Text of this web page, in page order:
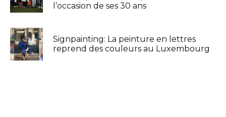
l’occasion de ses 30 ans
Signpainting: La peinture en lettres
reprend des couleurs au Luxembourg